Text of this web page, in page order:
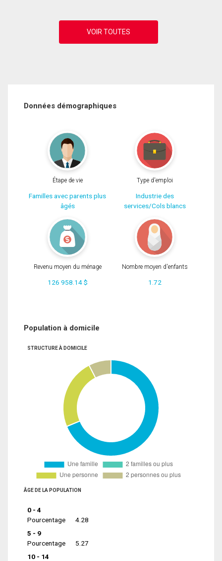
Données démographiques
Étape de vie
Familles avec parents plus
âgés
Type d'emploi
Industrie des
services/Cols blancs
Revenu moyen du ménage
126 958.14 $
Nombre moyen d'enfants
1.72
Population à domicile
STRUCTURE À DOMICILE
ÂGE DE LA POPULATION
0 - 4
Pourcentage
4.28
5 - 9
Pourcentage
5.27
10 - 14